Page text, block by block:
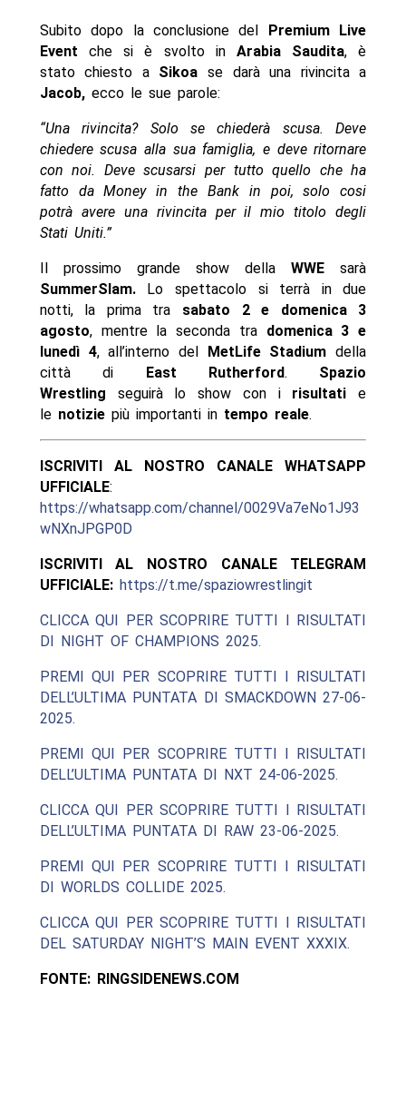
Subito dopo la conclusione del
Premium Live
Event che si è svolto in Arabia Saudita, è
stato chiesto a Sikoa se darà una rivincita a
Jacob,ecco le sue parole:
“Una rivincita? Solo se chiederà scusa. Deve
chiedere scusa alla sua famiglia, e deve ritornare
con noi. Deve scusarsi per tutto quello che ha
fatto da Money in the Bank in poi, solo cosi
potrà avere una rivincita per il mio titolo degli
Stati Uniti.”
Il prossimo grande show dellaWWE sarà
SummerSlam.Lo spettacolo si terrà in due
notti, la prima tra sabato 2 e domenica 3
agosto, mentre la seconda tra domenica 3 e
lunedì 4, all’interno del MetLife Stadium della
città di
East Rutherford. Spazio
Wrestling seguirà lo show con i risultati e
le notiziepiù importanti in tempo reale.
ISCRIVITI AL NOSTRO CANALE WHATSAPP
UFFICIALE:
https://whatsapp.com/channel/0029Va7eNo1J93
wNXnJPGP0D
ISCRIVITI AL NOSTRO CANALE TELEGRAM
UFFICIALE: https://t.me/spaziowrestlingit
CLICCA QUI PER SCOPRIRE TUTTI I RISULTATI
DI NIGHT OF CHAMPIONS 2025.
PREMI QUI PER SCOPRIRE TUTTI I RISULTATI
DELL’ULTIMA PUNTATA DI SMACKDOWN 27-06-
2025.
PREMI QUI PER SCOPRIRE TUTTI I RISULTATI
DELL’ULTIMA PUNTATA DI NXT 24-06-2025.
CLICCA QUI PER SCOPRIRE TUTTI I RISULTATI
DELL’ULTIMA PUNTATA DI RAW 23-06-2025.
PREMI QUI PER SCOPRIRE TUTTI I RISULTATI
DI WORLDS COLLIDE 2025.
CLICCA QUI PER SCOPRIRE TUTTI I RISULTATI
DEL SATURDAY NIGHT’S MAIN EVENT XXXIX.
FONTE: RINGSIDENEWS.COM